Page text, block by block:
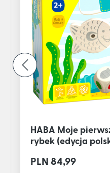
HABA Moje
rybek (edycja
PLN 84,99